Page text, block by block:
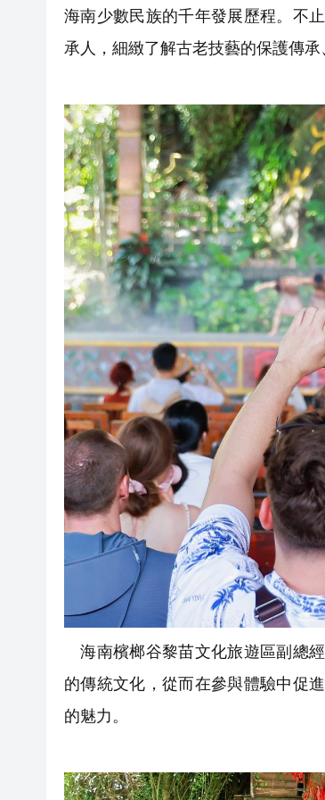
海南少數民族的千年發展歷程。不
承人，細緻了解古老技藝的保護傳
海南檳榔谷黎苗文化旅遊區副總
的傳統文化，從而在參與體驗中促
的魅力。